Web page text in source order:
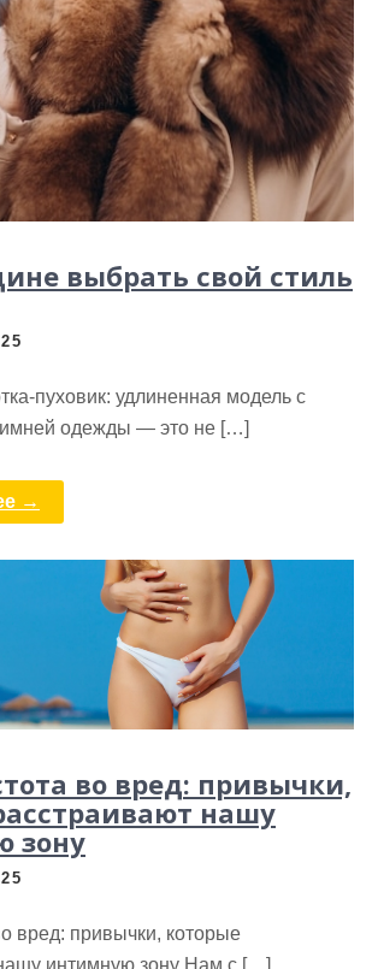
выбрать свой стиль
пуховик: удлиненная модель с
одежды — это не […]
→
во вред: привычки,
нашу
зону
вред: привычки, которые